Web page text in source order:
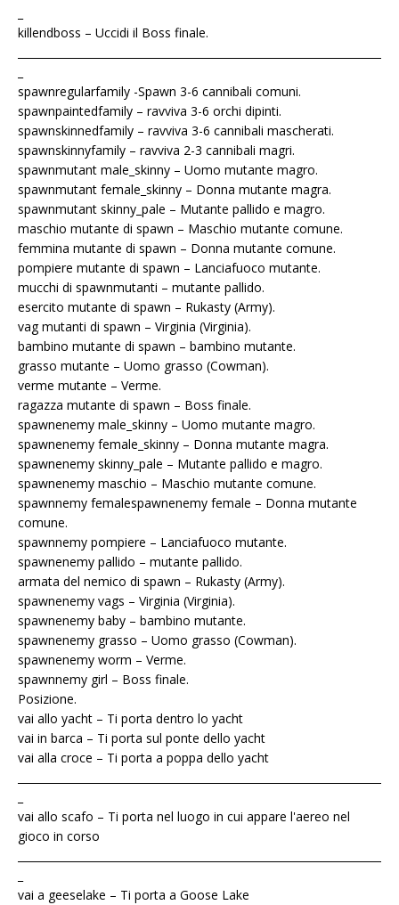
killendboss – Uccidi il Boss finale.
spawnregularfamily -Spawn 3-6 cannibali comuni.
spawnpaintedfamily – ravviva 3-6 orchi dipinti.
spawnskinnedfamily – ravviva 3-6 cannibali mascherati.
spawnskinnyfamily – ravviva 2-3 cannibali magri.
spawnmutant male_skinny – Uomo mutante magro.
spawnmutant female_skinny – Donna mutante magra.
spawnmutant skinny_pale – Mutante pallido e magro.
maschio mutante di spawn – Maschio mutante comune.
femmina mutante di spawn – Donna mutante comune.
pompiere mutante di spawn – Lanciafuoco mutante.
mucchi di spawnmutanti – mutante pallido.
esercito mutante di spawn – Rukasty (Army).
vag mutanti di spawn – Virginia (Virginia).
bambino mutante di spawn – bambino mutante.
grasso mutante – Uomo grasso (Cowman).
verme mutante – Verme.
ragazza mutante di spawn – Boss finale.
spawnenemy male_skinny – Uomo mutante magro.
spawnenemy female_skinny – Donna mutante magra.
spawnenemy skinny_pale – Mutante pallido e magro.
spawnenemy maschio – Maschio mutante comune.
spawnnemy femalespawnenemy female – Donna mutante
comune.
spawnnemy pompiere – Lanciafuoco mutante.
spawnenemy pallido – mutante pallido.
armata del nemico di spawn – Rukasty (Army).
spawnenemy vags – Virginia (Virginia).
spawnenemy baby – bambino mutante.
spawnenemy grasso – Uomo grasso (Cowman).
spawnenemy worm – Verme.
spawnnemy girl – Boss finale.
Posizione.
vai allo yacht – Ti porta dentro lo yacht
vai in barca – Ti porta sul ponte dello yacht
vai alla croce – Ti porta a poppa dello yacht
vai allo scafo – Ti porta nel luogo in cui appare l'aereo nel
gioco in corso
vai a geeselake – Ti porta a Goose Lake